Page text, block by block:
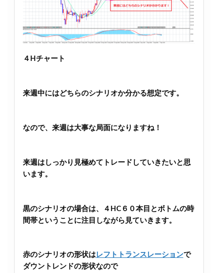
４Hチャート
来週中にはどちらのシナリオか分かる想定です。
なので、来週は大事な局面になりますね！
来週はしっかり見極めてトレードしていきたいと思
います。
黒のシナリオの場合は、４HC６０本目とボトムの時
間帯ということに注目しながら見ていきます。
赤のシナリオの形状はレフトトランスレーションで
ダウントレンドの形状なので